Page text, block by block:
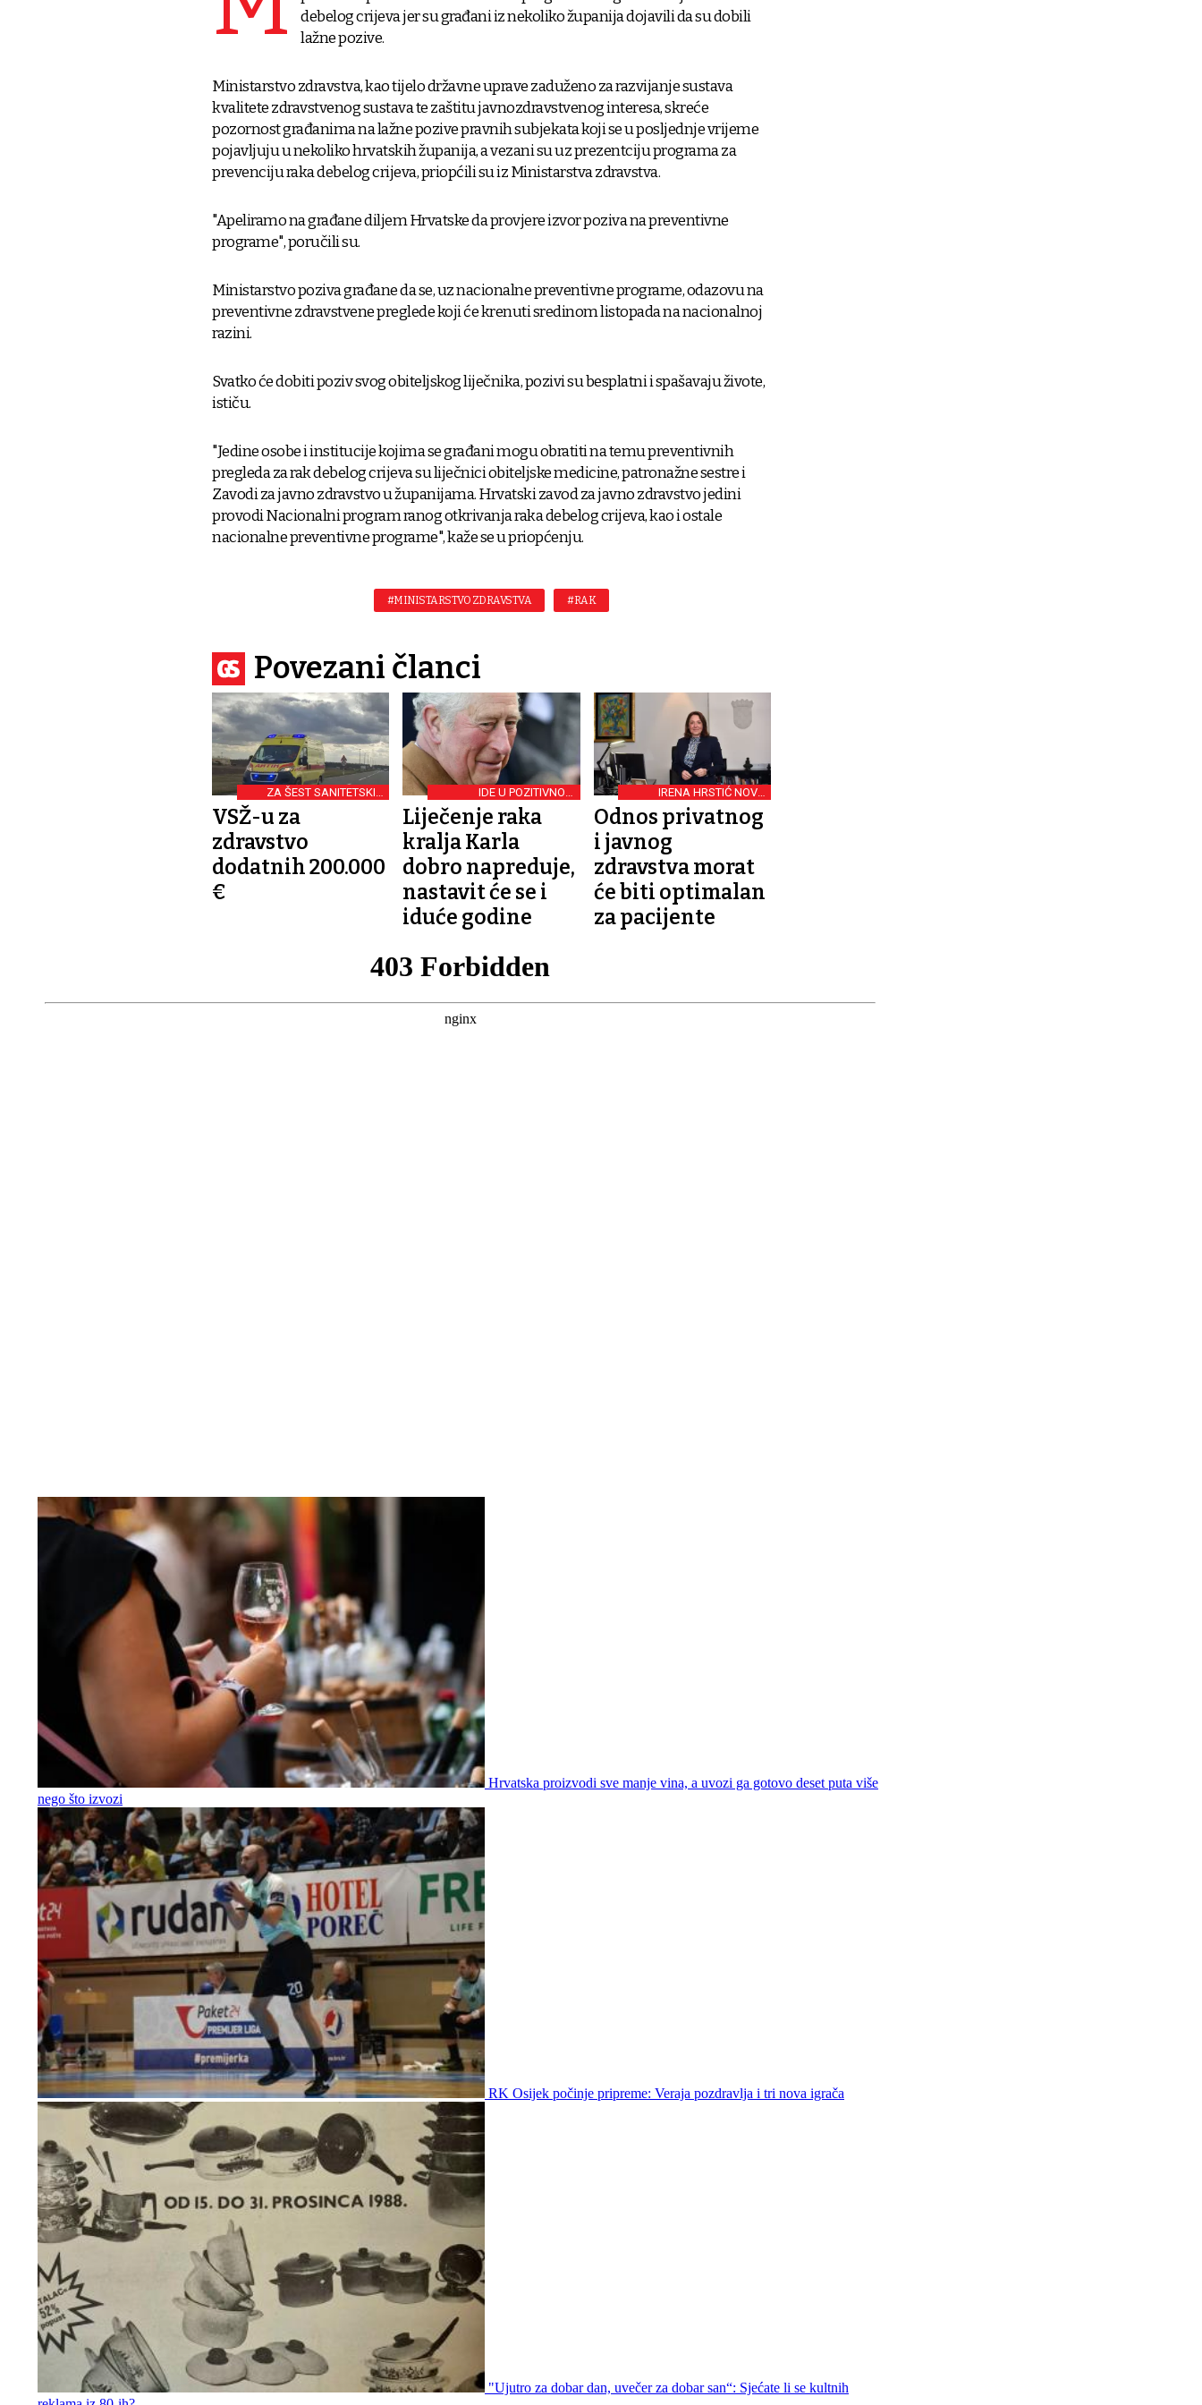
debelog crijeva jer su građani iz nekoliko županija dojavili da su dobili
lažne pozive.
Ministarstvo zdravstva, kao tijelo državne uprave zaduženo za razvijanje sustava
kvalitete zdravstvenog sustava te zaštitu javnozdravstvenog interesa, skreće
pozornost građanima na lažne pozive pravnih subjekata koji se u posljednje vrijeme
pojavljuju u nekoliko hrvatskih županija, a vezani su uz prezentciju programa za
prevenciju raka debelog crijeva, priopćili su iz Ministarstva zdravstva.
"Apeliramo na građane diljem Hrvatske da provjere izvor poziva na preventivne
programe", poručili su.
Ministarstvo poziva građane da se, uz nacionalne preventivne programe, odazovu na
preventivne zdravstvene preglede koji će krenuti sredinom listopada na nacionalnoj
razini.
Svatko će dobiti poziv svog obiteljskog liječnika, pozivi su besplatni i spašavaju živote,
ističu.
"Jedine osobe i institucije kojima se građani mogu obratiti na temu preventivnih
pregleda za rak debelog crijeva su liječnici obiteljske medicine, patronažne sestre i
Zavodi za javno zdravstvo u županijama. Hrvatski zavod za javno zdravstvo jedini
provodi Nacionalni program ranog otkrivanja raka debelog crijeva, kao i ostale
nacionalne preventivne programe", kaže se u priopćenju.
#MINISTARSTVO ZDRAVSTVA #RAK
Povezani članci
ZA ŠEST SANITETSKIH
VOZILA
VSŽ-u za
zdravstvo
dodatnih 200.000
€
IDE U POZITIVNOM
SMJERU
Liječenje raka
kralja Karla
dobro napreduje,
nastavit će se i
iduće godine
IRENA HRSTIĆ NOVA
MINISTRICA ZDRAVSTVA
Odnos privatnog
i javnog
zdravstva morat
će biti optimalan
za pacijente
Hrvatska proizvodi sve manje vina, a uvozi ga gotovo deset puta više
nego što izvozi
RK Osijek počinje pripreme: Veraja pozdravlja i tri nova igrača
"Ujutro za dobar dan, uvečer za dobar san“: Sjećate li se kultnih